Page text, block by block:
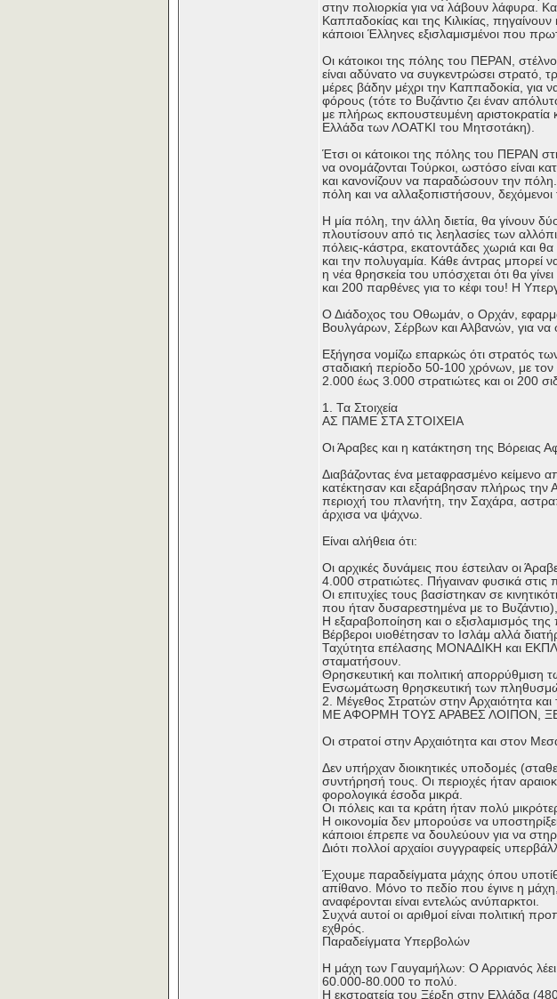
στην πολιορκία για να λάβουν λάφυρα.
Καππαδοκίας και της Κιλικίας,
κάποιοι Έλληνες εξισλαμισμένοι που
Οι κάτοικοι της πόλης του ΠΕΡΑΝ,
είναι αδύνατο να συγκεντρώσει στρατό,
μέρες βάδην μέχρι την Καππαδοκία, για
φόρους (τότε το Βυζάντιο ζει έναν
με πλήρως εκπουστευμένη αριστοκρατία
Ελλάδα των ΛΟΑΤΚΙ του Μητσοτάκη).
Έτσι οι κάτοικοι της πόλης του ΠΕΡΑΝ
να ονομάζονται Τούρκοι, ωστόσο είναι
και κανονίζουν να παραδώσουν την
πόλη και να αλλαξοπιστήσουν,
Η μία πόλη, την άλλη διετία, θα γίνουν
πλουτίσουν από τις λεηλασίες των
πόλεις-κάστρα, εκατοντάδες χωριά και
και την πολυγαμία. Κάθε άντρας μπορεί
η νέα θρησκεία του υπόσχεται ότι θα
και 200 παρθένες για το κέφι του! Η
Ο Διάδοχος του Οθωμάν, ο Ορχάν,
Βουλγάρων, Σέρβων και Αλβανών, για να
Εξήγησα νομίζω επαρκώς ότι στρατός
σταδιακή περίοδο 50-100 χρόνων, με
2.000 έως 3.000 στρατιώτες και οι 200
1. Τα Στοιχεία
ΑΣ ΠΆΜΕ ΣΤΑ ΣΤΟΙΧΕΙΑ
Οι Άραβες και η κατάκτηση της Βόρειας
Διαβάζοντας ένα μεταφρασμένο κείμενο
κατέκτησαν και εξαράβησαν πλήρως την
περιοχή του πλανήτη, την Σαχάρα,
άρχισα να ψάχνω.
Είναι αλήθεια ότι:
Οι αρχικές δυνάμεις που έστειλαν οι
4.000 στρατιώτες. Πήγαιναν φυσικά στις
Οι επιτυχίες τους βασίστηκαν σε
που ήταν δυσαρεστημένα με το
Η εξαραβοποίηση και ο εξισλαμισμός της
Βέρβεροι υιοθέτησαν το Ισλάμ αλλά
Ταχύτητα επέλασης ΜΟΝΑΔΙΚΗ και
σταματήσουν.
Θρησκευτική και πολιτική απορρύθμιση
Ενσωμάτωση θρησκευτική των
2. Μέγεθος Στρατών στην Αρχαιότητα
ΜΕ ΑΦΟΡΜΗ ΤΟΥΣ ΑΡΑΒΕΣ ΛΟΙΠΟΝ,
Οι στρατοί στην Αρχαιότητα και στον
Δεν υπήρχαν διοικητικές υποδομές
συντήρησή τους. Οι περιοχές ήταν
φορολογικά έσοδα μικρά.
Οι πόλεις και τα κράτη ήταν πολύ
Η οικονομία δεν μπορούσε να
κάποιοι έπρεπε να δουλεύουν για να
Διότι πολλοί αρχαίοι συγγραφείς
Έχουμε παραδείγματα μάχης όπου
απίθανο. Μόνο το πεδίο που έγινε η
αναφέρονται είναι εντελώς ανύπαρκτοι.
Συχνά αυτοί οι αριθμοί είναι πολιτική
εχθρός.
Παραδείγματα Υπερβολών
Η μάχη των Γαυγαμήλων: Ο Αρριανός λέει
60.000-80.000 το πολύ.
Η εκστρατεία του Ξέρξη στην Ελλάδα